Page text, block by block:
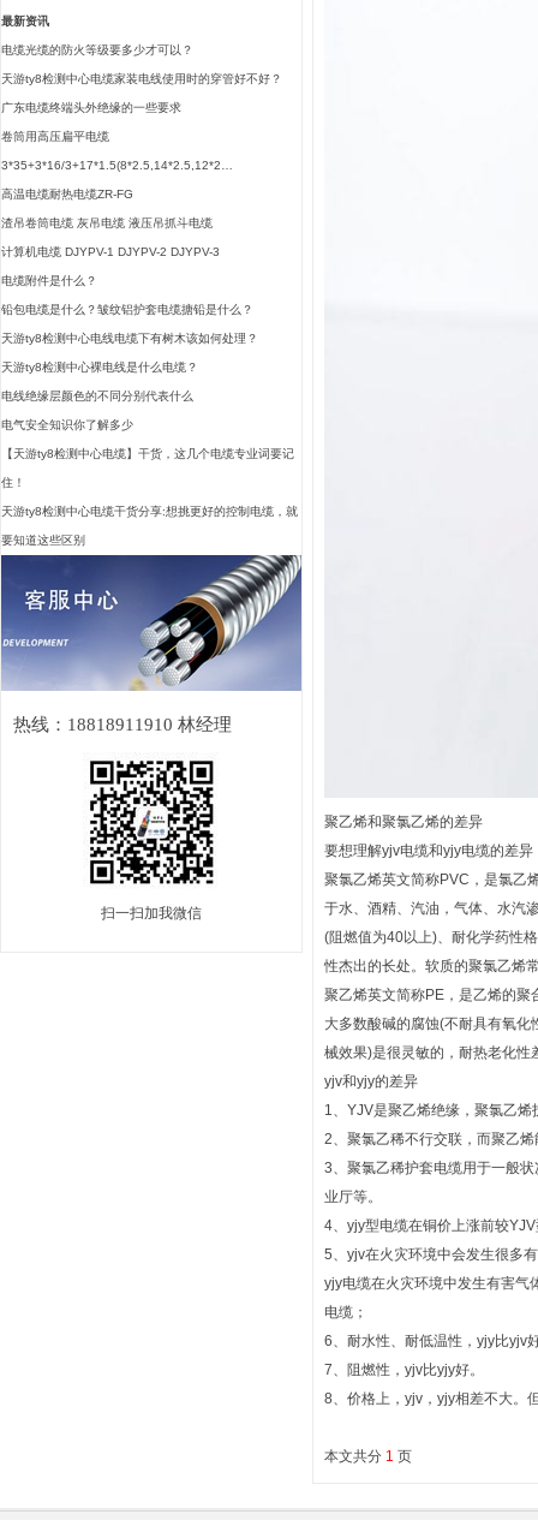
最新资讯
电缆光缆的防火等级要多少才可以？
天游ty8检测中心电缆家装电线使用时的穿管好不好？
广东电缆终端头外绝缘的一些要求
卷筒用高压扁平电缆
3*35+3*16/3+17*1.5(8*2.5,14*2.5,12*2…
高温电缆耐热电缆ZR-FG
渣吊卷筒电缆 灰吊电缆 液压吊抓斗电缆
计算机电缆 DJYPV-1 DJYPV-2 DJYPV-3
电缆附件是什么？
铅包电缆是什么？皱纹铝护套电缆搪铅是什么？
天游ty8检测中心电线电缆下有树木该如何处理？
天游ty8检测中心裸电线是什么电缆？
电线绝缘层颜色的不同分别代表什么
电气安全知识你了解多少
【天游ty8检测中心电缆】干货，这几个电缆专业词要记
住！
天游ty8检测中心电缆干货分享:想挑更好的控制电缆，就
要知道这些区别
热线：18818911910 林经理
扫一扫加我微信
聚乙烯和聚氯乙烯的差异
要想理解yjv电缆和yjy电缆的差
聚氯乙烯英文简称PVC，是氯乙
于水、酒精、汽油，气体、水汽
(阻燃值为40以上)、耐化学药性
性杰出的长处。软质的聚氯乙烯
聚乙烯英文简称PE，是乙烯的
大多数酸碱的腐蚀(不耐具有氧
械效果)是很灵敏的，耐热老化
yjv和yjy的差异
1、YJV是聚乙烯绝缘，聚氯乙
2、聚氯乙稀不行交联，而聚乙
3、聚氯乙稀护套电缆用于一般
业厅等。
4、yjy型电缆在铜价上涨前较
5、yjv在火灾环境中会发生很多
yjy电缆在火灾环境中发生有害气
电缆；
6、耐水性、耐低温性，yjy比yjv
7、阻燃性，yjv比yjy好。
8、价格上，yjv，yjy相差不大。
本文共分 1 页